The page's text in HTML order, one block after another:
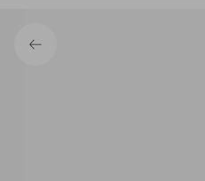
pris
Tilbake